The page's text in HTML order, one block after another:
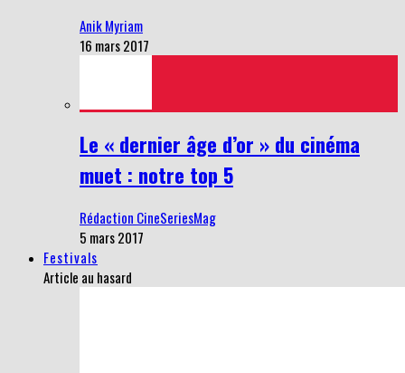
Anik Myriam
16 mars 2017
Le « dernier âge d’or » du cinéma
muet : notre top 5
Rédaction CineSeriesMag
5 mars 2017
Festivals
Article au hasard